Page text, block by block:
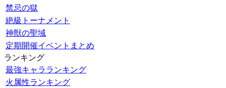
禁忌の獄
絶級トーナメント
神獣の聖域
定期開催イベントまとめ
ランキング
最強キャラランキング
火属性ランキング